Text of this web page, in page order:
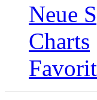
Neue
Charts